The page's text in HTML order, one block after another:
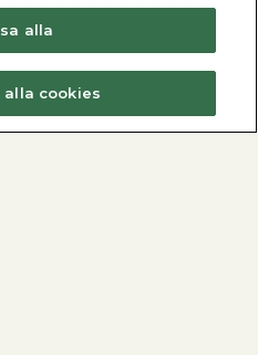
Varmvattenberedare
alla
alla cookies